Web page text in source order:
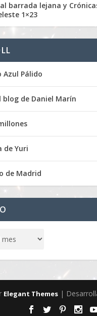
barrada lejana y
1×23
Azul Pálido
blog de Daniel Marín
de Yuri
de Madrid
Elegant Themes|